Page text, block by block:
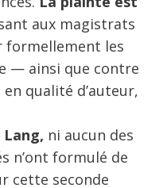
aux magistrats
formellement les
— ainsi que contre
qualité d’auteur,
Lang, ni aucun des
n’ont formulé de
cette seconde